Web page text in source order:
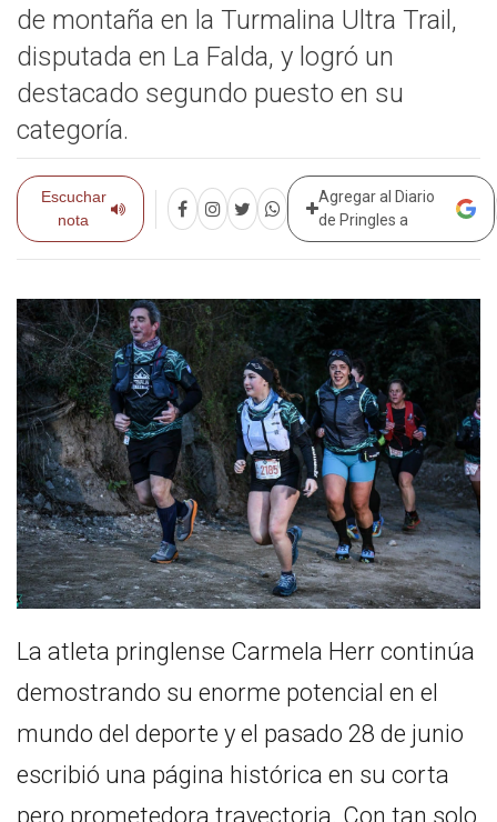
de montaña en la Turmalina Ultra Trail,
disputada en La Falda, y logró un
destacado segundo puesto en su
categoría.
Escuchar
nota
Agregar al Diario
de Pringles a
La atleta pringlense Carmela Herr continúa
demostrando su enorme potencial en el
mundo del deporte y el pasado 28 de junio
escribió una página histórica en su corta
pero prometedora trayectoria. Con tan solo